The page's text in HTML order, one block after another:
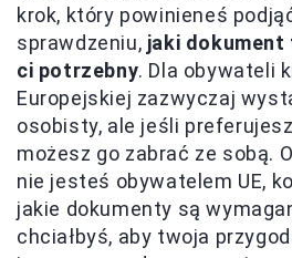
krok, który powinieneś
sprawdzeniu, jaki
ci potrzebny. Dla obywateli
Europejskiej zazwyczaj
osobisty, ale jeśli
możesz go zabrać ze sobą.
nie jesteś obywatelem UE,
jakie dokumenty są
chciałbyś, aby twoja